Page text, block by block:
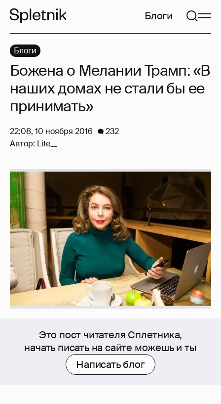
Блоги
Это пост читателя Сплетника,
начать писать на сайте можешь и ты
Написать блог
Блоги
Божена о Мелании Трамп: «В
наших домах не стали бы ее
принимать»
22:08, 10 ноября 2016
232
Автор: Lite__